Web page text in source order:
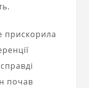
прискорила
почав